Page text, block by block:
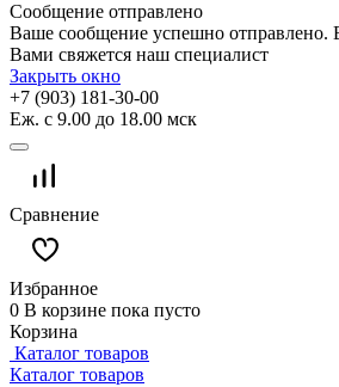
Сообщение отправлено
Ваше сообщение успешно отправлено.
Вами свяжется наш специалист
Закрыть окно
+7 (903) 181-30-00
Еж. с 9.00 до 18.00 мск
Сравнение
Избранное
0 В корзине пока пусто
Корзина
Каталог товаров
Каталог товаров